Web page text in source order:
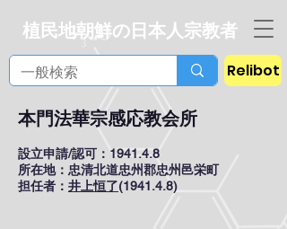
植民地朝鮮の日本人宗教者
Relibot
本門法華宗感応教会所
設立申請/認可：1941.4.8
所在地：忠清北道忠州郡忠州邑栄町
担任者： 井上恒了(1941.4.8)